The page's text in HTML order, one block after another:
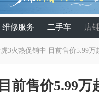
维修服务 二手车 店
3火热促销中 目前售价5.99万
前售价5.99万